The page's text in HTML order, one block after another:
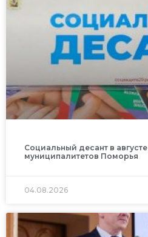
Социальный десант в
муниципалитетов Поморья
04.08.2026